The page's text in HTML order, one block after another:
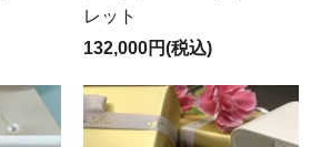
レット
132,000円(税込)